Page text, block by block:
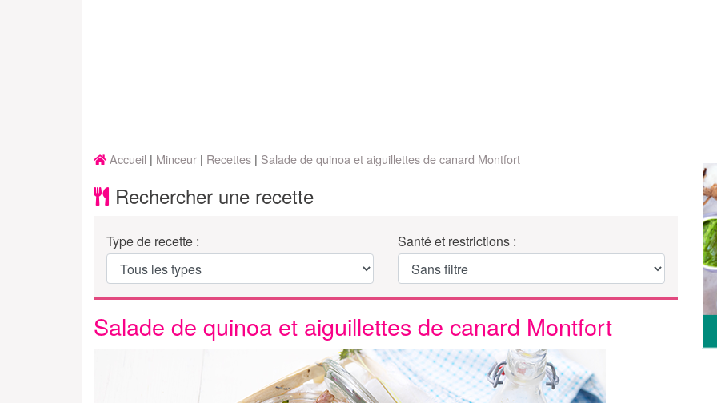
Accueil Minceur Recettes Salade de quinoa et aiguillettes de canard Montfort
Rechercher une recette
Type de recette : Santé et restrictions :
Salade de quinoa et aiguillettes de canard Montfort